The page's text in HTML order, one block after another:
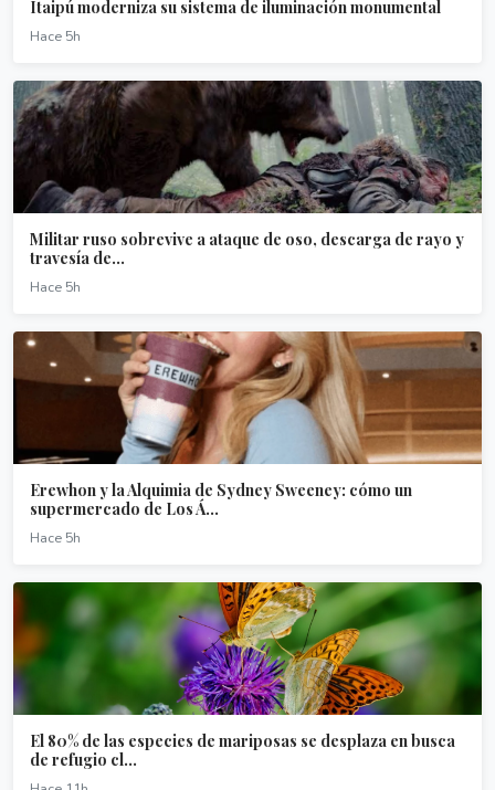
Itaipú moderniza su sistema de iluminación monumental
Hace 5h
Militar ruso sobrevive a ataque de oso, descarga de rayo y
travesía de...
Hace 5h
Erewhon y la Alquimia de Sydney Sweeney: cómo un
supermercado de Los Á...
Hace 5h
El 80% de las especies de mariposas se desplaza en busca
de refugio cl...